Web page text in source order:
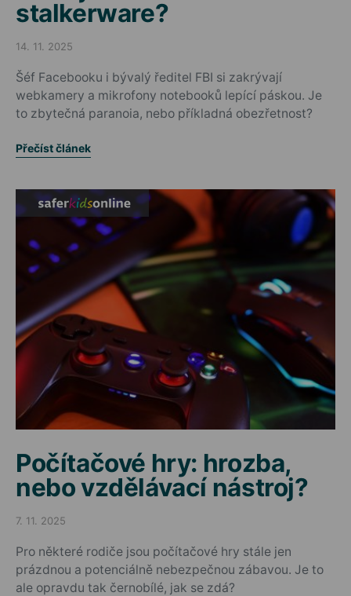
stalkerware?
Posted on
14. 11. 2025
Šéf Facebooku i bývalý ředitel FBI si zakrývají
webkamery a mikrofony notebooků lepící páskou. Je
to zbytečná paranoia, nebo příkladná obezřetnost?
Přečíst článek
Počítačové hry: hrozba,
nebo vzdělávací nástroj?
Posted on
7. 11. 2025
Pro některé rodiče jsou počítačové hry stále jen
prázdnou a potenciálně nebezpečnou zábavou. Je to
ale opravdu tak černobílé, jak se zdá?